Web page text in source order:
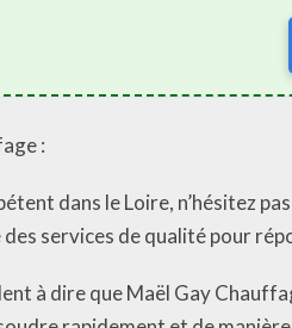
:
dans le Loire, n’hésitez
services de qualité pour
à dire que Maël Gay